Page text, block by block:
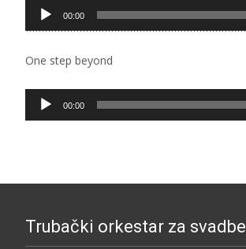
Pregledač
zvučnih
00:00
One step beyond
Pregledač
zvučnih
00:00
Trubački orkestar za svadbe